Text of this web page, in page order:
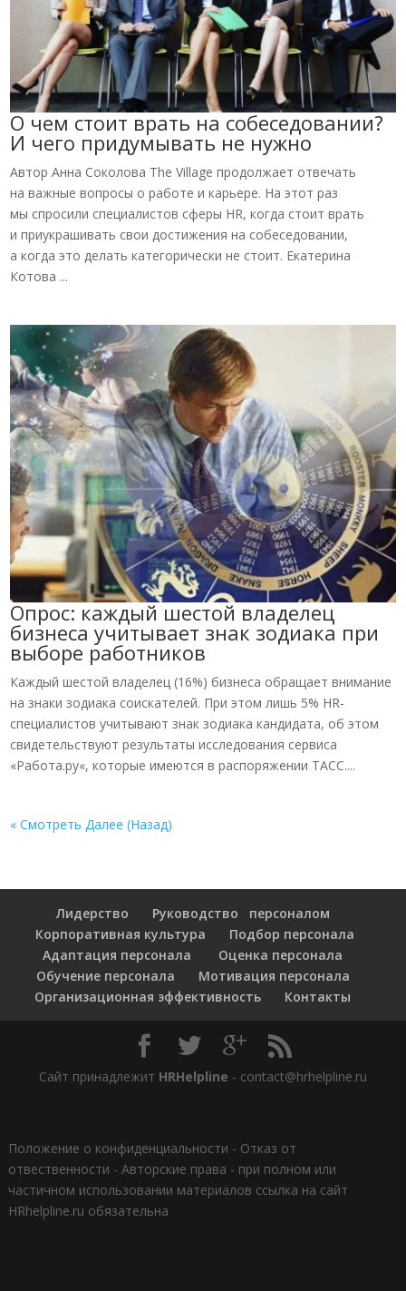
О чем стоит врать на собеседовании?
И чего придумывать не нужно
Автор Анна Соколова The Village продолжает отвечать
на важные вопросы о работе и карьере. На этот раз
мы спросили специалистов сферы HR, когда стоит врать
и приукрашивать свои достижения на собеседовании,
а когда это делать категорически не стоит. Екатерина
Котова ...
Опрос: каждый шестой владелец
бизнеса учитывает знак зодиака при
выборе работников
Каждый шестой владелец (16%) бизнеса обращает внимание
на знаки зодиака соискателей. При этом лишь 5% HR-
специалистов учитывают знак зодиака кандидата, об этом
свидетельствуют результаты исследования сервиса
«Работа.ру«, которые имеются в распоряжении ТАСС....
« Смотреть Далее (Назад)
Лидерство
Руководство персоналом
Корпоративная культура
Подбор персонала
Адаптация персонала
Оценка персонала
Обучение персонала
Мотивация персонала
Организационная эффективность
Контакты
Сайт принадлежит HRHelpline - contact@hrhelpline.ru
Положение о конфиденциальности - Отказ от
отвественности - Авторские права - при полном или
частичном использовании материалов ссылка на сайт
HRhelpline.ru обязательна